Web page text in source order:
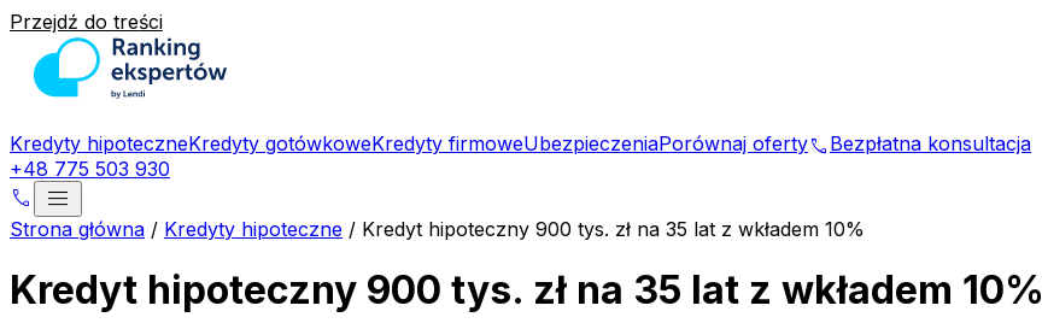
Przejdź do treści
Kredyty hipoteczneKredyty gotówkoweKredyty firmoweUbezpieczeniaPorównaj ofertyphone Bezpłatna konsultacja
+48 775 503 930
phone menu
Strona główna / Kredyty hipoteczne / Kredyt hipoteczny 900 tys. zł na 35 lat z wkładem 10%
Kredyt hipoteczny 900 tys. zł na 35 lat z wkładem 10%